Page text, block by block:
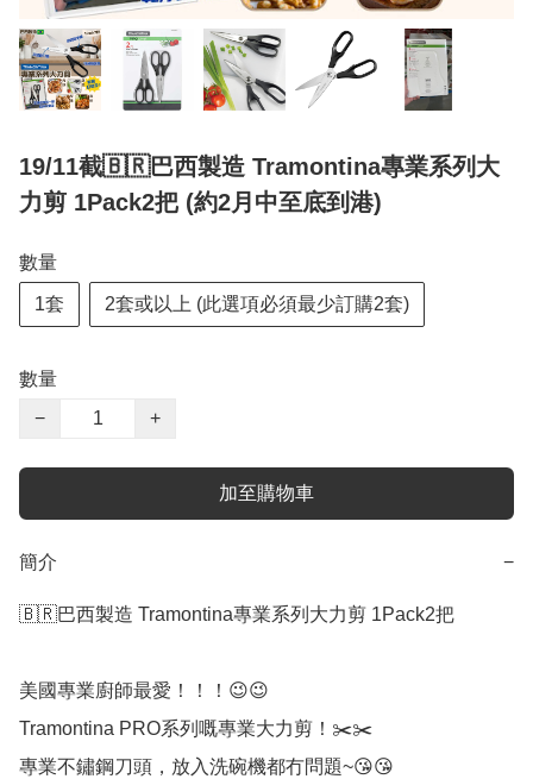
19/11截🇧🇷巴西製造 Tramontina專業系列大
力剪 1Pack2把 (約2月中至底到港)
數量
1套 2套或以上 (此選項必須最少訂購2套)
數量
−
+
加至購物車
簡介 −
🇧🇷巴西製造 Tramontina專業系列大力剪 1Pack2把
美國專業廚師最愛！！！😉😉
Tramontina PRO系列嘅專業大力剪！✂️✂️
專業不鏽鋼刀頭，放入洗碗機都冇問題~😘😘